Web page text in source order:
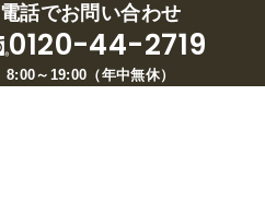
電話でお問い合わせ
0120-44-2719
8:00～19:00 （年中無休）